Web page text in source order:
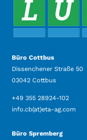
Büro Cottbus
Dissenchener Straße 50
03042 Cottbus
+49 355 28924-102
info.cb(at)eta-ag.com
Büro Spremberg